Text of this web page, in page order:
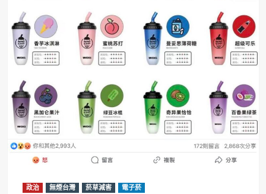
政治 無煙台灣 菸草減害 電子菸